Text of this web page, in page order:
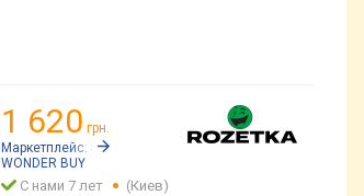
1 620 грн.
Маркетплейс:
Rozetka.ua
WONDER BUY
С нами 7 лет
(Киев)